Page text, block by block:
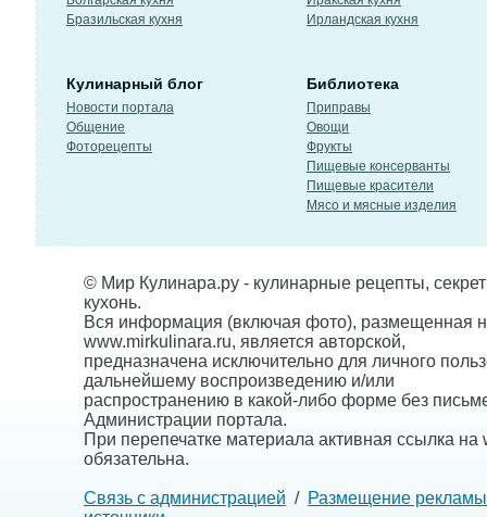
Бразильская кухня
Ирландская кухня
Кулинарный блог
Новости портала
Общение
Фоторецепты
Библиотека
Приправы
Овощи
Фрукты
Пищевые консерванты
Пищевые красители
Мясо и мясные изделия
© Мир Кулинара.ру - кулинарные рецепты,
кухонь.
Вся информация (включая фото), размещенная
www.mirkulinara.ru, является авторской,
предназначена исключительно для личного
дальнейшему воспроизведению и/или
распространению в какой-либо форме без
Администрации портала.
При перепечатке материала активная ссылка на
обязательна.
Связь с администрацией / Размещение рекламы